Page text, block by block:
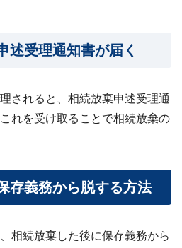
受理通知書が届く
されると、相続放棄申述受理通
れを受け取ることで相続放棄の
存義務から脱する方法
相続放棄した後に保存義務から